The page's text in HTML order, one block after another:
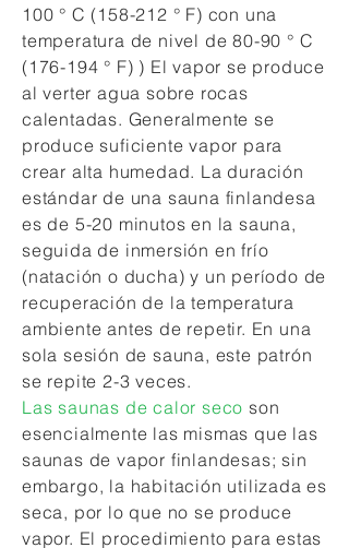
100 ° C (158-212 ° F) con una
temperatura de nivel de 80-90 ° C
(176-194 ° F) ) El vapor se produce
al verter agua sobre rocas
calentadas. Generalmente se
produce suficiente vapor para
crear alta humedad. La duración
estándar de una sauna finlandesa
es de 5-20 minutos en la sauna,
seguida de inmersión en frío
(natación o ducha) y un período de
recuperación de la temperatura
ambiente antes de repetir. En una
sola sesión de sauna, este patrón
se repite 2-3 veces.
Las saunas de calor seco son
esencialmente las mismas que las
saunas de vapor finlandesas; sin
embargo, la habitación utilizada es
seca, por lo que no se produce
vapor. El procedimiento para estas